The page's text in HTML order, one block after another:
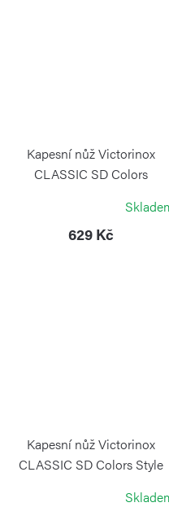
Kapesní nůž Victorinox
CLASSIC SD Colors
629 Kč
Kapesní nůž Victorinox
CLASSIC SD Colors Style